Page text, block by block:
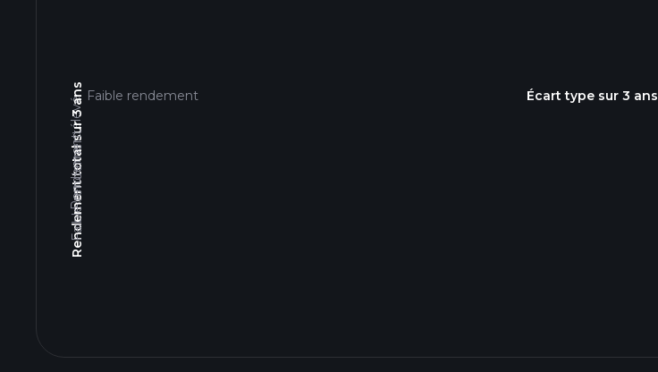
Rendement élevé
Rendement total sur 3 ans
Faible rendement
Faible rendement Écart type sur 3 ans